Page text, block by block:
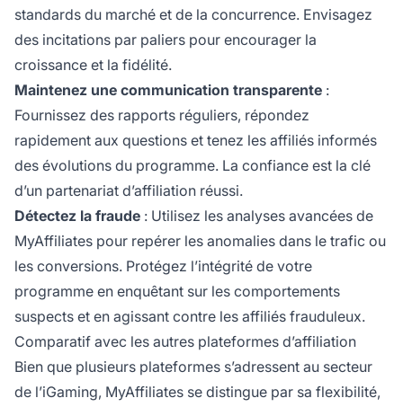
standards du marché et de la concurrence. Envisagez
des incitations par paliers pour encourager la
croissance et la fidélité.
Maintenez une communication transparente :
Fournissez des rapports réguliers, répondez
rapidement aux questions et tenez les affiliés informés
des évolutions du programme. La confiance est la clé
d’un partenariat d’affiliation réussi.
Détectez la fraude : Utilisez les analyses avancées de
MyAffiliates pour repérer les anomalies dans le trafic ou
les conversions. Protégez l’intégrité de votre
programme en enquêtant sur les comportements
suspects et en agissant contre les affiliés frauduleux.
Comparatif avec les autres plateformes d’affiliation
Bien que plusieurs plateformes s’adressent au secteur
de l’iGaming, MyAffiliates se distingue par sa flexibilité,